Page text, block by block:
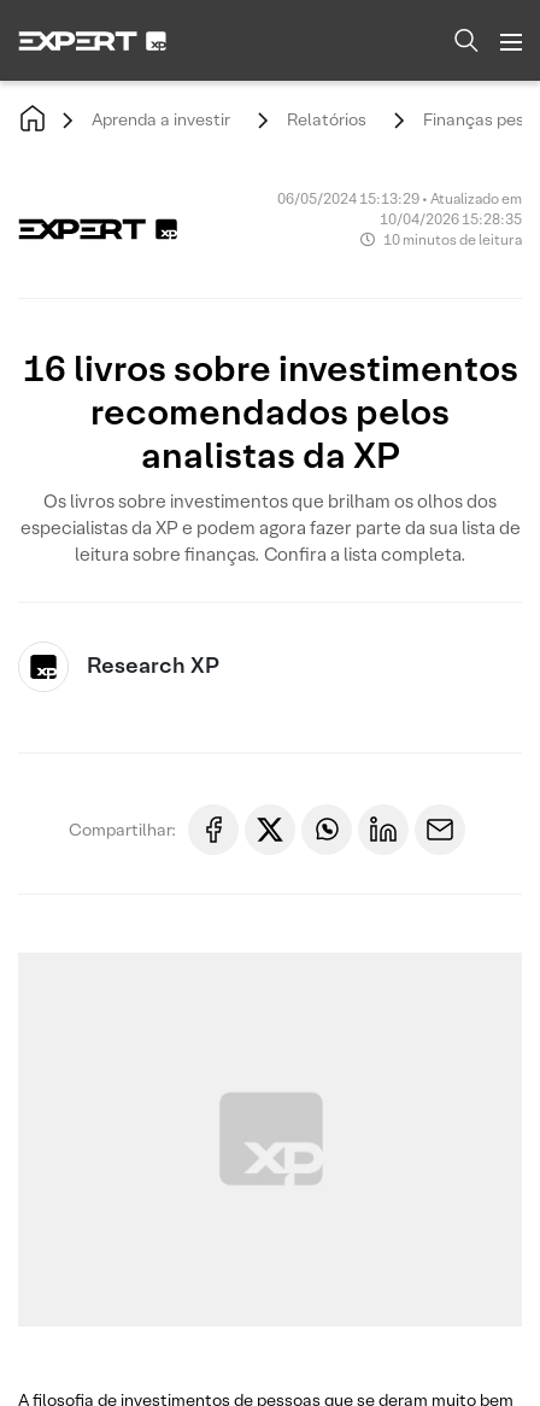
Aprenda a investir Relatórios Finanças
06/05/2024 15:13:29 • Atualizado em
10/04/2026 15:28:35
10 minutos de leitura
16 livros sobre investimentos
recomendados pelos
analistas da XP
Os livros sobre investimentos que brilham os olhos dos
especialistas da XP e podem agora fazer parte da sua lista de
leitura sobre finanças. Confira a lista completa.
Research XP
Compartilhar:
A filosofia de investimentos de pessoas que se deram muito bem